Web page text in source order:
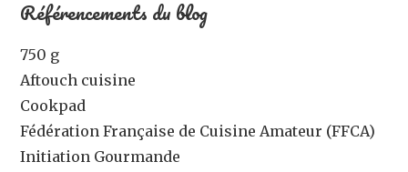
Référencements du blog
750 g
Aftouch cuisine
Cookpad
Fédération Française de Cuisine Amateur (FFCA)
Initiation Gourmande